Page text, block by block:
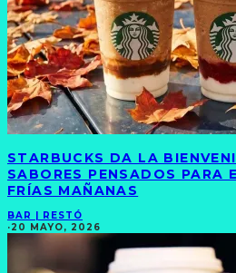
STARBUCKS DA LA
SABORES PENSADOS PARA
FRÍAS MAÑANAS
BAR | RESTÓ
·20 MAYO, 2026